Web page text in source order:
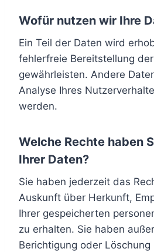
Wofür nutzen wir Ihre
Ein Teil der Daten wird
fehlerfreie Bereitstellung
gewährleisten. Andere
Analyse Ihres
werden.
Welche Rechte haben
Ihrer Daten?
Sie haben jederzeit das
Auskunft über Herkunft,
Ihrer gespeicherten
zu erhalten. Sie haben
Berichtigung oder